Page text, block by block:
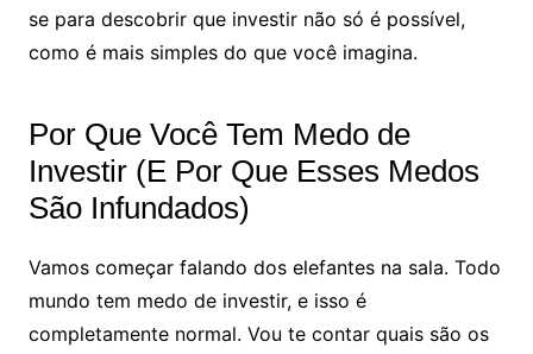
se para descobrir que investir não só é possível,
como é mais simples do que você imagina.
Por Que Você Tem Medo de
Investir (E Por Que Esses Medos
São Infundados)
Vamos começar falando dos elefantes na sala. Todo
mundo tem medo de investir, e isso é
completamente normal. Vou te contar quais são os